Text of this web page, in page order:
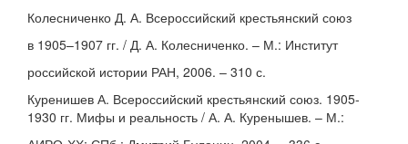
Колесниченко Д. А. Всероссийский крестьянский союз
в 1905–1907 гг. / Д. А. Колесниченко. – М.: Институт
российской истории РАН, 2006. – 310 с.
Куренишев А. Всероссийский крестьянский союз. 1905-
1930 гг. Мифы и реальность / А. А. Куренышев. – М.: